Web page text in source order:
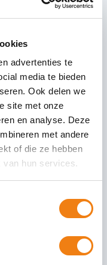
advertenties te
media te bieden
Ook delen we
site met onze
en analyse. Deze
met andere
of die ze hebben
van hun services.
door
kan worden
haalt door
Lees Verder